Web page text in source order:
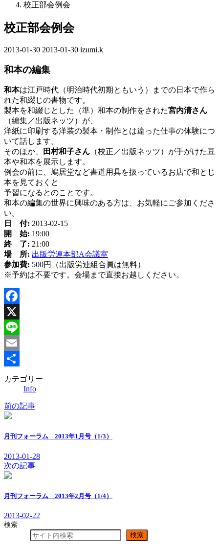
校正部会例会
校正部会例会
2013-01-30 最
更
日
時
:
2013-01-30 izumi.k
和本の編集
和本は江戸時代（明治時代初期ともいう）までの日本で作ら
れた和綴じの書物です。
製本を和綴じとした（準）和本の制作をされた宮内清さん
（編集／出版ネッツ）が、
洋紙に印刷する洋装の製本・制作とは違った仕事の体験につ
いて話します。
そのほか、
田村和子さん （校正／出版ネッツ）が手がけた豆
本や和本を展示します。
例会の前に、鳩居堂など書道用具を扱っているお店で和とじ
本を見ておくと
予習になるとのことです。
和本の編集の世界に興味のある方は、お気軽にご参加くださ
い。
日 付: 2013-02-15
開 始: 19:00
終 了: 21:00
場 所: 出版労連本部A会議室
参加費: 500円（出版労連組合員は無料）
※予約は不要です。会場まで直接お越しください。
Facebook
X
Line
Email
共
カテゴリー
Info
前の記事
月刊フォーラム 2013年1月号（1/3）
2013-01-28
次の記事
月刊フォーラム 2013年2月号（1/4）
2013-02-22
検索
検索